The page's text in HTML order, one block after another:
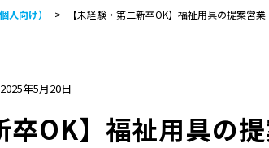
人向け） > 【未経験・第二新卒OK】福祉用具の提案営
年5月20日
卒OK】福祉用具の